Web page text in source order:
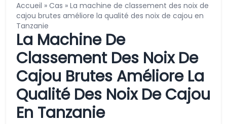
Accueil » Cas » La machine de classement des noix de
cajou brutes améliore la qualité des noix de cajou en
Tanzanie
La Machine De
Classement Des Noix De
Cajou Brutes Améliore La
Qualité Des Noix De Cajou
En Tanzanie